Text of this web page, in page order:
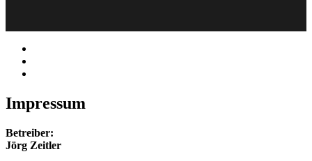
Impressum
Betreiber:
Jörg Zeitler